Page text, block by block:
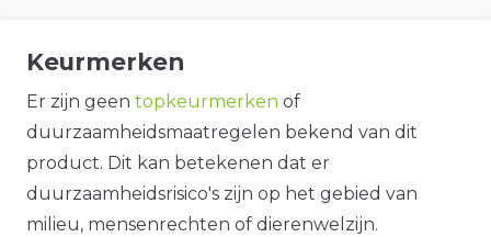
Keurmerken
Er zijn geen topkeurmerken of
duurzaamheidsmaatregelen bekend van dit
product. Dit kan betekenen dat er
duurzaamheidsrisico's zijn op het gebied van
milieu, mensenrechten of dierenwelzijn.